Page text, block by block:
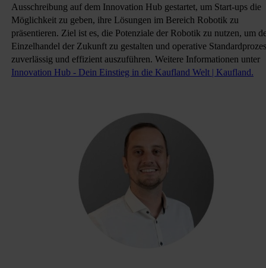
Ausschreibung auf dem Innovation Hub gestartet, um Start-ups die
Möglichkeit zu geben, ihre Lösungen im Bereich Robotik zu
präsentieren. Ziel ist es, die Potenziale der Robotik zu nutzen, um
Einzelhandel der Zukunft zu gestalten und operative
zuverlässig und effizient auszuführen. Weitere Informationen unter
Innovation Hub - Dein Einstieg in die Kaufland Welt | Kaufland.